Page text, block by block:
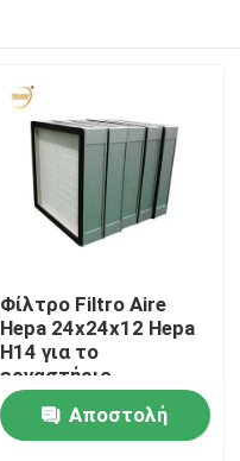
Φίλτρο Filtro Aire
Hepa 24x24x12 Hepa
H14 για το
εργαστήριο
Αποστολή